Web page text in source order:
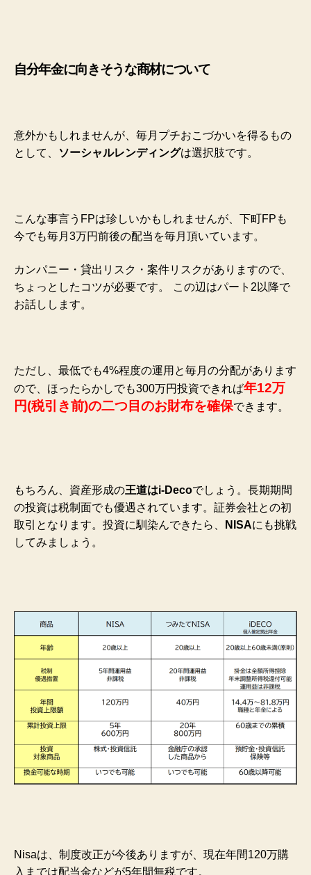
自分年金に向きそうな商材について
意外かもしれませんが、毎月プチおこづかいを得るもの
として、
ソーシャルレンディングは選択肢です。
こんな事言うFPは珍しいかもしれませんが、下町FPも
今でも毎月3万円前後の配当を毎月頂いています。
カンパニー・貸出リスク・案件リスクがありますので、
ちょっとしたコツが必要です。
この辺はパート2以降で
お話しします。
ただし、最低でも4%程度の運用と毎月の分配があります
ので、ほったらかしでも300万円投資できれば年12万
円(税引き前)の二つ目のお財布を確保できます。
もちろん、資産形成の王道はi-Decoでしょう。長期期間
の投資は税制面でも優遇されています。証券会社との初
取引となります。投資に馴染んできたら、
NISAにも挑戦
してみましょう。
Nisaは、制度改正が今後ありますが、現在年間120万購
入までは配当金などが5年間無税です。